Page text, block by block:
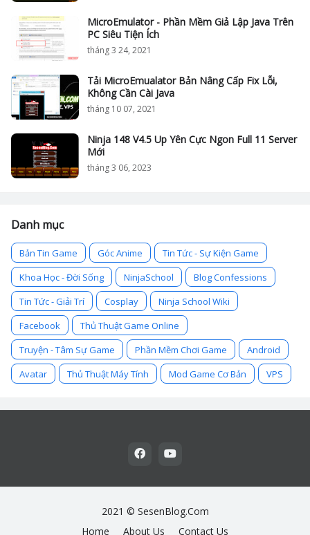
MicroEmulator - Phần Mềm Giả Lập Java Trên
PC Siêu Tiện Ích
tháng 3 24, 2021
Tải MicroEmualator Bản Nâng Cấp Fix Lỗi,
Không Cần Cài Java
tháng 10 07, 2021
Ninja 148 V4.5 Up Yên Cực Ngon Full 11 Server
Mới
tháng 3 06, 2023
Danh mục
Bản Tin Game Góc Anime
Tin Tức - Sự Kiện Game
Khoa Học - Đời Sống
NinjaSchool
Blog Confessions
Tin Tức - Giải Trí
Cosplay
Ninja School Wiki
Facebook
Thủ Thuật Game Online
Truyện - Tâm Sự Game
Phần Mềm Chơi Game
Android
Avatar
Thủ Thuật Máy Tính Mod Game Cơ Bản VPS
2021 © SesenBlog.Com
Home
About Us Contact Us